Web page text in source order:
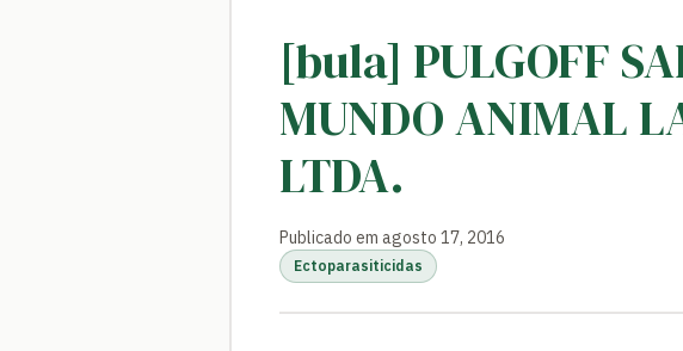
[bula] PULGOFF
MUNDO ANIMAL
LTDA.
Publicado em agosto 17, 2016
Ectoparasiticidas